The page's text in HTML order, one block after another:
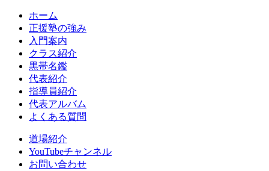
ホーム
正援塾の強み
入門案内
クラス紹介
黒帯名鑑
代表紹介
指導員紹介
代表アルバム
よくある質問
道場紹介
YouTubeチャンネル
お問い合わせ